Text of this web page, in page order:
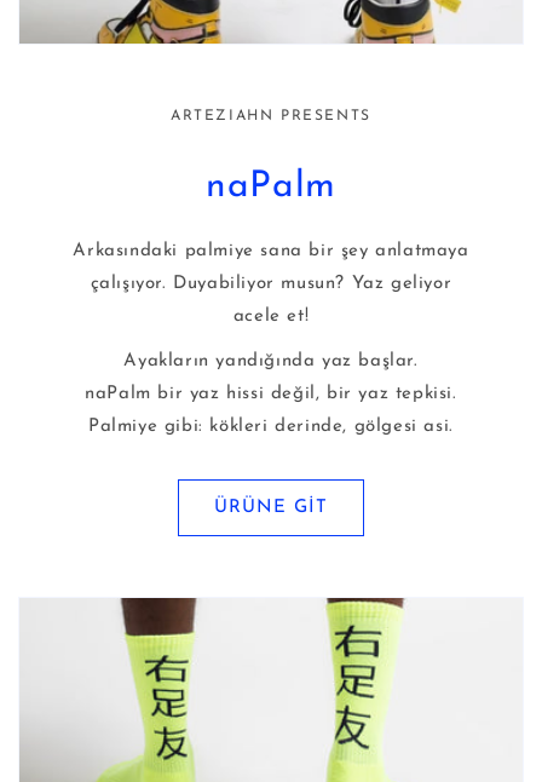
ARTEZIAHN PRESENTS
naPalm
Arkasındaki palmiye sana bir şey anlatmaya
çalışıyor. Duyabiliyor musun? Yaz geliyor
acele et!
Ayakların yandığında yaz başlar.
naPalm bir yaz hissi değil, bir yaz tepkisi.
Palmiye gibi: kökleri derinde, gölgesi asi.
ÜRÜNE GİT